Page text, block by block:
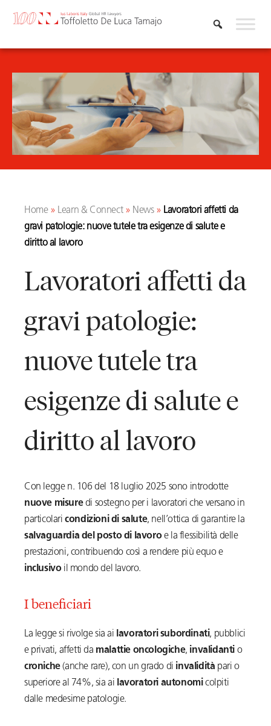
Home» Learn & Connect» News» Lavoratori affetti da
gravi patologie: nuove tutele tra esigenze di salute e
diritto al lavoro
Lavoratori affetti da
gravi patologie:
nuove tutele tra
esigenze di salute e
diritto al lavoro
Con legge n. 106 del 18 luglio 2025 sono introdotte
nuove misuredi sostegno per i lavoratori che versano in
particolaricondizioni di salute, nell’ottica di garantire la
salvaguardia del posto di lavoroe la flessibilità delle
prestazioni, contribuendo così a rendere più equo e
inclusivoil mondo del lavoro.
I beneficiari
La legge si rivolge sia ai lavoratori subordinati, pubblici
e privati, affetti da malattie oncologiche, invalidanti o
croniche(anche rare), con un grado di invalidità pari o
superiore al 74%, sia ai lavoratori autonomicolpiti
dalle medesime patologie.